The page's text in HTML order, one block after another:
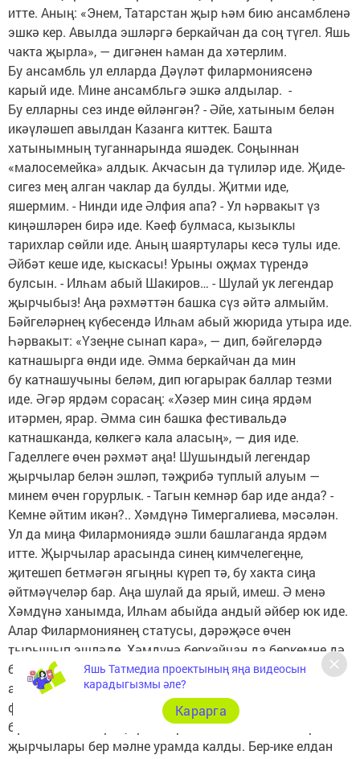
Яшь Татмедиа проектының яңа видеосын
карадыгызмы әле?
Карарга